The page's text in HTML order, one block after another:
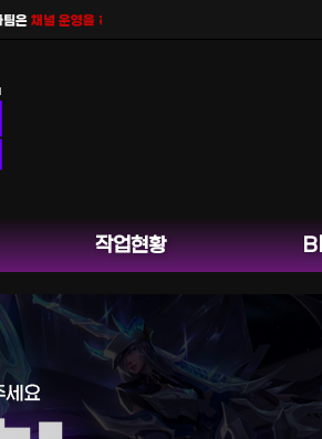
채널 운영을 하지 않으며 공식 홈페이지 카카오톡 외 다른
작업현황